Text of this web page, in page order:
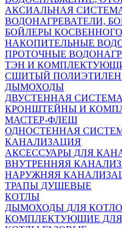
АКСИАЛЬНАЯ
ВОДОНАГРЕВАТЕЛИ,
БОЙЛЕРЫ
НАКОПИТЕЛЬНЫЕ
ПРОТОЧНЫЕ
ТЭН И
СШИТЫЙ ПОЛИЭТИЛЕН
ДЫМОХОДЫ
ДВУСТЕННАЯ
КРОНШТЕЙНЫ И
МАСТЕР-ФЛЕШ
ОДНОСТЕННАЯ
КАНАЛИЗАЦИЯ
АКСЕССУАРЫ ДЛЯ
ВНУТРЕННЯЯ
НАРУЖНЯЯ
ТРАПЫ ДУШЕВЫЕ
КОТЛЫ
ДЫМОХОДЫ ДЛЯ
КОМПЛЕКТУЮЩИЕ